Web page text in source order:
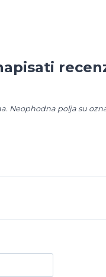
Neophodna polja su